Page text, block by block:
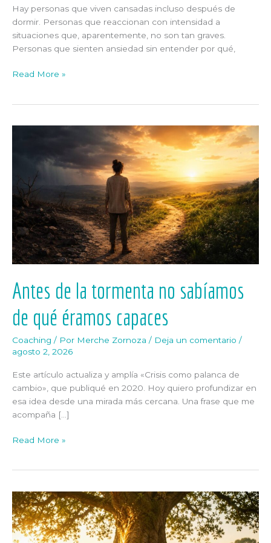
Hay personas que viven cansadas incluso después de
dormir. Personas que reaccionan con intensidad a
situaciones que, aparentemente, no son tan graves.
Personas que sienten ansiedad sin entender por qué,
Read More »
Antes de la tormenta no sabíamos
de qué éramos capaces
Coaching / Por Merche Zornoza / Deja un comentario /
agosto 2, 2026
Este artículo actualiza y amplía «Crisis como palanca de
cambio», que publiqué en 2020. Hoy quiero profundizar en
esa idea desde una mirada más cercana. Una frase que me
acompaña […]
tormenta
sabíamos
de
qué
éramos
capaces
Read More »
Cuando
uno
sana,
el